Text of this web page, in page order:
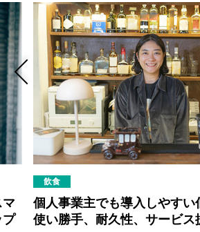
プ
飲食
個人事業主でも導入しやすい
使い勝手、耐久性、サービス